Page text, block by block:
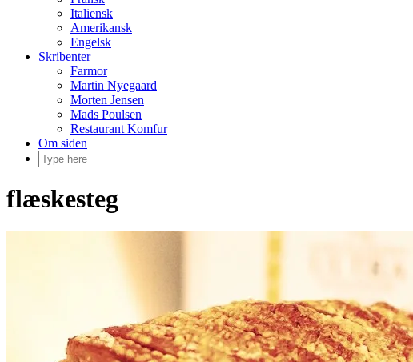
Italiensk
Amerikansk
Engelsk
Skribenter
Farmor
Martin Nyegaard
Morten Jensen
Mads Poulsen
Restaurant Komfur
Om siden
flæskesteg